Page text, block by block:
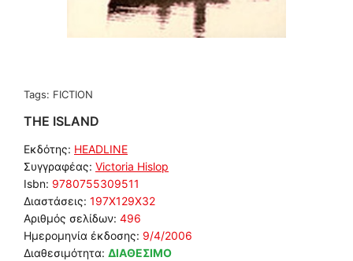
Tags: FICTION
THE ISLAND
Εκδότης: HEADLINE
Συγγραφέας: Victoria Hislop
Isbn: 9780755309511
Διαστάσεις: 197Χ129Χ32
Αριθμός σελίδων: 496
Ημερομηνία έκδοσης: 9/4/2006
Διαθεσιμότητα: ΔΙΑΘΕΣΙΜΟ